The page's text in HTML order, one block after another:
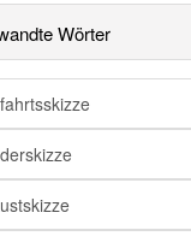
openthesaurus
Wörter